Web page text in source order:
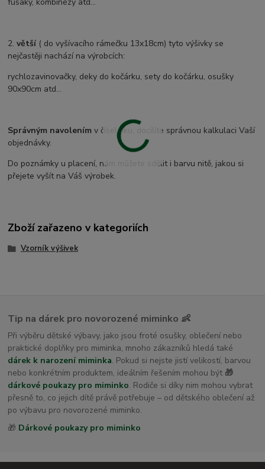
2.větší ( do vyšívacího rámečku 13x18cm) tyto výšivky se
nejčastěji nachází na výrobcích:
rychlozavinovačky, deky do kočárku, sety do kočárku, osušky
90x90cm atd...
Správným navolením v číselníku, docílíte správnou kalkulaci Vaší
objednávky.
Do poznámky u placení, nám můžete sdělit i barvu nitě, jakou si
přejete vyšít na Váš výrobek.
Zboží zařazeno v kategoriích
Vzorník výšivek
Tip na dárek pro novorozené miminko 👶
Při výběru dětské výbavy, jako jsou froté osušky, oblečení nebo
praktické doplňky pro miminka, mnoho zákazníků hledá také
dárek k narození miminka. Pokud si nejste jistí velikostí, barvou
nebo konkrétním produktem, ideálním řešením mohou být 🎁
dárkové poukazy pro miminko. Rodiče si díky nim mohou vybrat
přesně to, co jejich dítě právě potřebuje – od dětského oblečení až
po výbavu pro novorozené miminko.
🎁 Dárkové poukazy pro miminko